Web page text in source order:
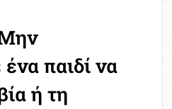
παιδί να
ή τη